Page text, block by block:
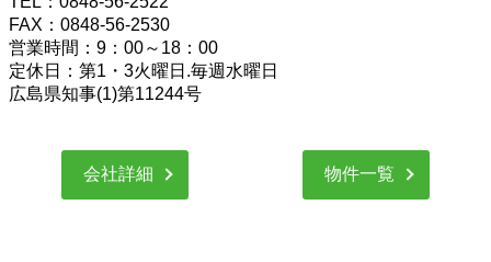
FAX：0848-56-2530
営業時間：9：00～18：00
定休日：第1・3火曜日.毎週水曜日
広島県知事(1)第11244号
会社詳細 物件一覧